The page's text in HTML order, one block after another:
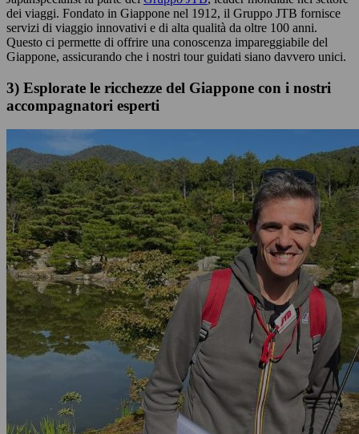
dei viaggi. Fondato in Giappone nel 1912, il Gruppo JTB fornisce
servizi di viaggio innovativi e di alta qualità da oltre 100 anni.
Questo ci permette di offrire una conoscenza impareggiabile del
Giappone, assicurando che i nostri tour guidati siano davvero unici.
3) Esplorate le ricchezze del Giappone con i nostri
accompagnatori esperti